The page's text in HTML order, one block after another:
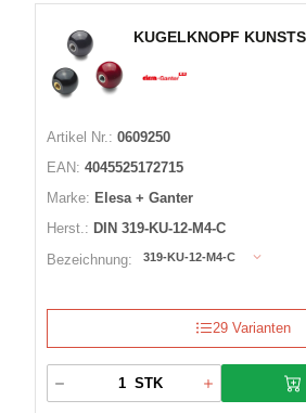
KUGELKNOPF
Artikel Nr.: 0609250
EAN: 4045525172715
Marke: Elesa + Ganter
Herst.: DIN 319-KU-12-M4-C
Bezeichnung:
319-KU-12-M4-C
29 Varianten
STK